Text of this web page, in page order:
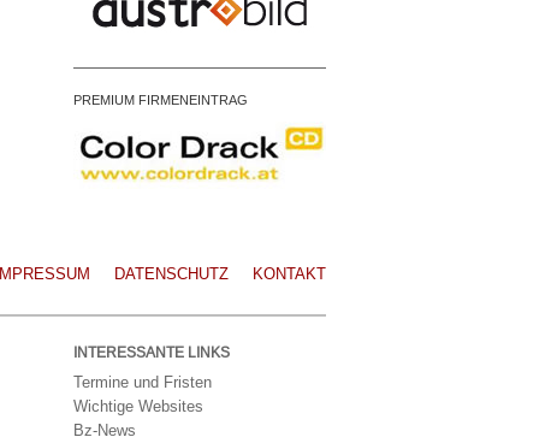
PREMIUM FIRMENEINTRAG
IMPRESSUM DATENSCHUTZ KONTAKT
INTERESSANTE LINKS
Termine und Fristen
Wichtige Websites
Bz-News